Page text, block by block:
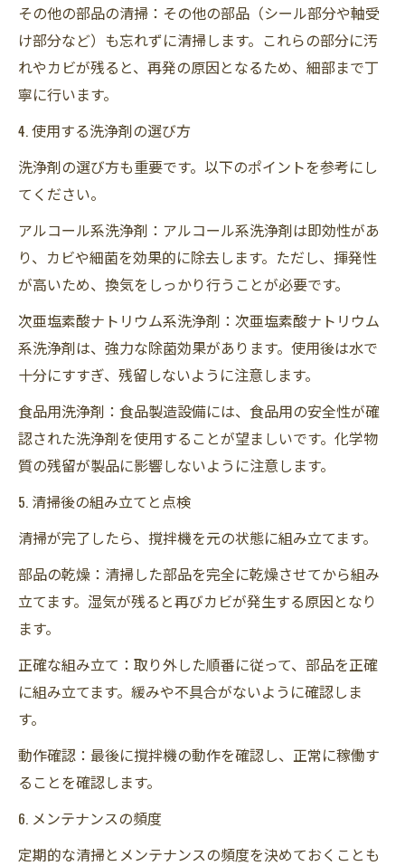
その他の部品の清掃：その他の部品（シール部分や軸受
け部分など）も忘れずに清掃します。これらの部分に汚
れやカビが残ると、再発の原因となるため、細部まで丁
寧に行います。
4. 使用する洗浄剤の選び方
洗浄剤の選び方も重要です。以下のポイントを参考にし
てください。
アルコール系洗浄剤：アルコール系洗浄剤は即効性があ
り、カビや細菌を効果的に除去します。ただし、揮発性
が高いため、換気をしっかり行うことが必要です。
次亜塩素酸ナトリウム系洗浄剤：次亜塩素酸ナトリウム
系洗浄剤は、強力な除菌効果があります。使用後は水で
十分にすすぎ、残留しないように注意します。
食品用洗浄剤：食品製造設備には、食品用の安全性が確
認された洗浄剤を使用することが望ましいです。化学物
質の残留が製品に影響しないように注意します。
5. 清掃後の組み立てと点検
清掃が完了したら、撹拌機を元の状態に組み立てます。
部品の乾燥：清掃した部品を完全に乾燥させてから組み
立てます。湿気が残ると再びカビが発生する原因となり
ます。
正確な組み立て：取り外した順番に従って、部品を正確
に組み立てます。緩みや不具合がないように確認しま
す。
動作確認：最後に撹拌機の動作を確認し、正常に稼働す
ることを確認します。
6. メンテナンスの頻度
定期的な清掃とメンテナンスの頻度を決めておくことも